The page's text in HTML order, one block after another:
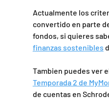
Actualmente los
convertido en parte
fondos, si quieres
finanzas sostenibles
Tambien puedes ver
Temporada 2 de
de cuentas en